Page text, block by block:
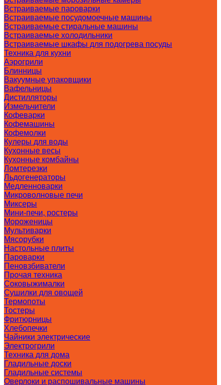
Встраиваемые пароварки
Встраиваемые посудомоечные машины
Встраиваемые стиральные машины
Встраиваемые холодильники
Встраиваемые шкафы для подогрева посуды
Техника для кухни
Аэрогрили
Блинницы
Вакуумные упаковщики
Вафельницы
Дистилляторы
Измельчители
Кофеварки
Кофемашины
Кофемолки
Кулеры для воды
Кухонные весы
Кухонные комбайны
Ломтерезки
Льдогенераторы
Медленноварки
Микроволновые печи
Миксеры
Мини-печи, ростеры
Мороженицы
Мультиварки
Мясорубки
Настольные плиты
Пароварки
Пеновзбиватели
Прочая техника
Соковыжималки
Сушилки для овощей
Термопоты
Тостеры
Фритюрницы
Хлебопечки
Чайники электрические
Электрогрили
Техника для дома
Гладильные доски
Гладильные системы
Оверлоки и распошивальные машины